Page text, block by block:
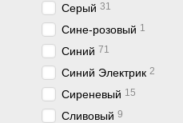
Серый 31
Сине-розовый 1
Синий 71
Синий Электрик 2
Сиреневый 15
Сливовый 9